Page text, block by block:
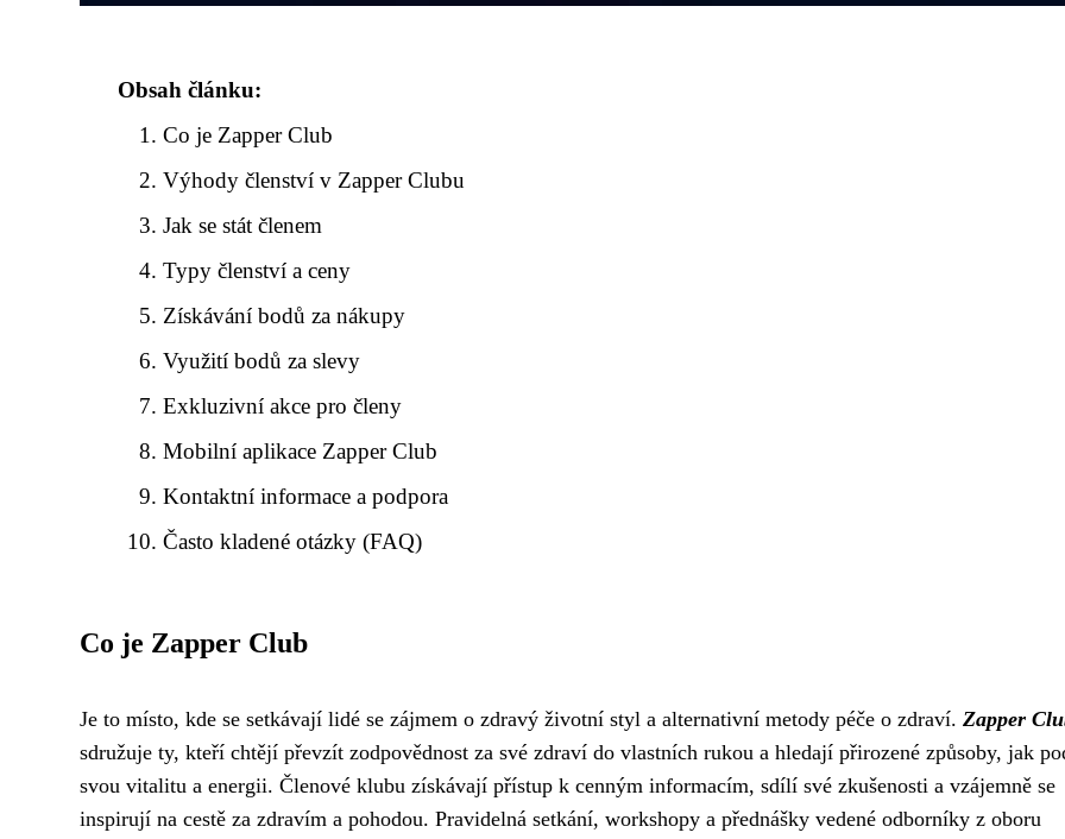
Obsah článku:
Co je Zapper Club
Výhody členství v Zapper Clubu
Jak se stát členem
Typy členství a ceny
Získávání bodů za nákupy
Využití bodů za slevy
Exkluzivní akce pro členy
Mobilní aplikace Zapper Club
Kontaktní informace a podpora
Často kladené otázky (FAQ)
Co je Zapper Club
Je to místo, kde se setkávají lidé se zájmem o zdravý životní styl a alternativní metody péče o zdraví. Zapper
sdružuje ty, kteří chtějí převzít zodpovědnost za své zdraví do vlastních rukou a hledají přirozené způsoby, jak
svou vitalitu a energii. Členové klubu získávají přístup k cenným informacím, sdílí své zkušenosti a vzájemně se
inspirují na cestě za zdravím a pohodou. Pravidelná setkání, workshopy a přednášky vedené odborníky z oboru